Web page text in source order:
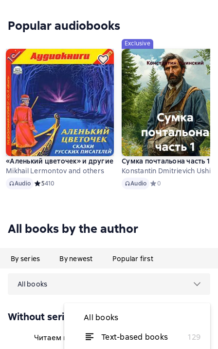
Popular audiobooks
«Аленький цветочек» и другие сказки русских писателей
Mikhail Lermontov and others
AudioAudio Средний рейтинг 5 на основе 410 оценок
5410
Exclusive
Сумка почтальона часть 1
Konstantin Dmitrievich
AudioAudio Средний рейтинг 0 на
0
All books by the author
By series By newest Popular first
All books
All books
Text-based books
129
Without series
Читаем малышу в 3 года from $3.08